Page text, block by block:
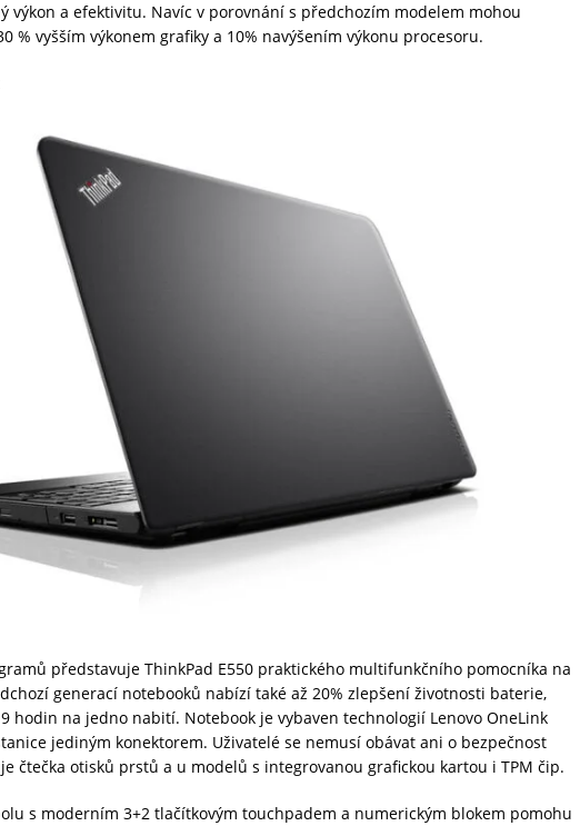
výkon a efektivitu. Navíc v porovnání s předchozím modelem mohou
% vyšším výkonem grafiky a 10% navýšením výkonu procesoru.
představuje ThinkPad E550 praktického multifunkčního pomocníka na
generací notebooků nabízí také až 20% zlepšení životnosti baterie,
hodin na jedno nabití. Notebook je vybaven technologií Lenovo OneLink
jediným konektorem. Uživatelé se nemusí obávat ani o bezpečnost
čtečka otisků prstů a u modelů s integrovanou grafickou kartou i TPM čip.
s moderním 3+2 tlačítkovým touchpadem a numerickým blokem pomohu